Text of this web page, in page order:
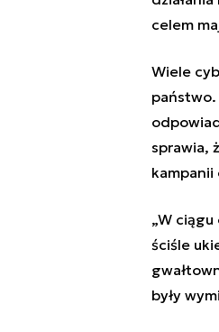
celem
Wiele
państwo.
sprawia,
„W
ściśle
były